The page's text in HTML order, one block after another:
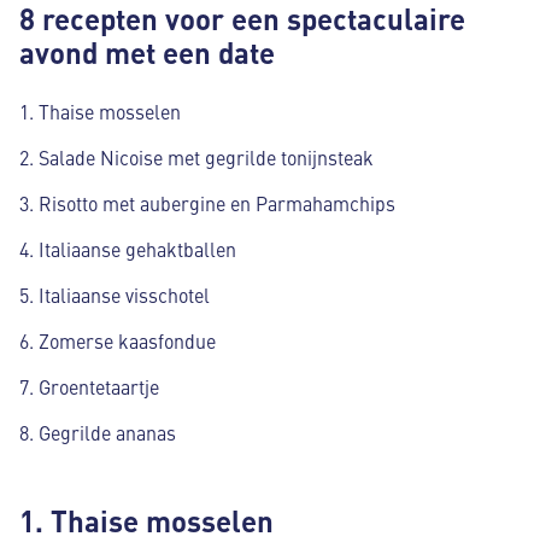
8 recepten voor een spectaculaire
avond met een date
Thaise mosselen
Salade Nicoise met gegrilde tonijnsteak
Risotto met aubergine en Parmahamchips
Italiaanse gehaktballen
Italiaanse visschotel
Zomerse kaasfondue
Groentetaartje
Gegrilde ananas
1. Thaise mosselen